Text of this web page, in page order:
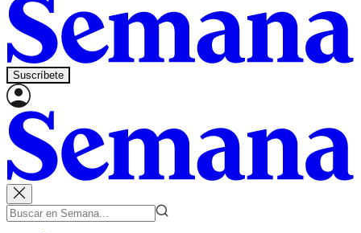
Suscríbete